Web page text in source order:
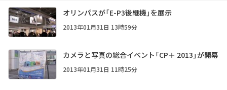
オリンパスが「E-P3後継機」を展示
2013年01月31日 13時59分
カメラと写真の総合イベント「CP＋ 2013」が開幕
2013年01月31日 11時25分